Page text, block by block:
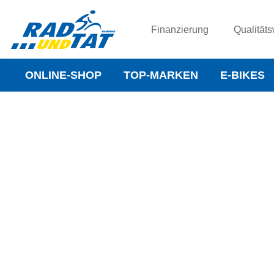
Finanzierung
ONLINE-SHOP TOP-MARKEN E-BIKES